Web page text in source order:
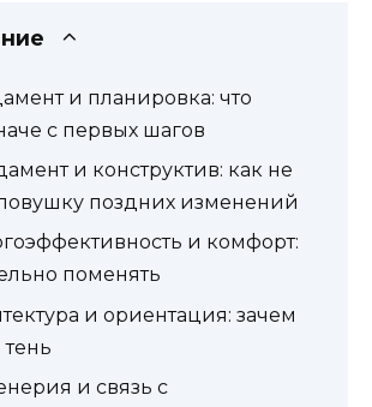
и планировка: что
с первых шагов
и конструктив: как не
поздних изменений
и комфорт:
поменять
и ориентация: зачем
тень
и связь с